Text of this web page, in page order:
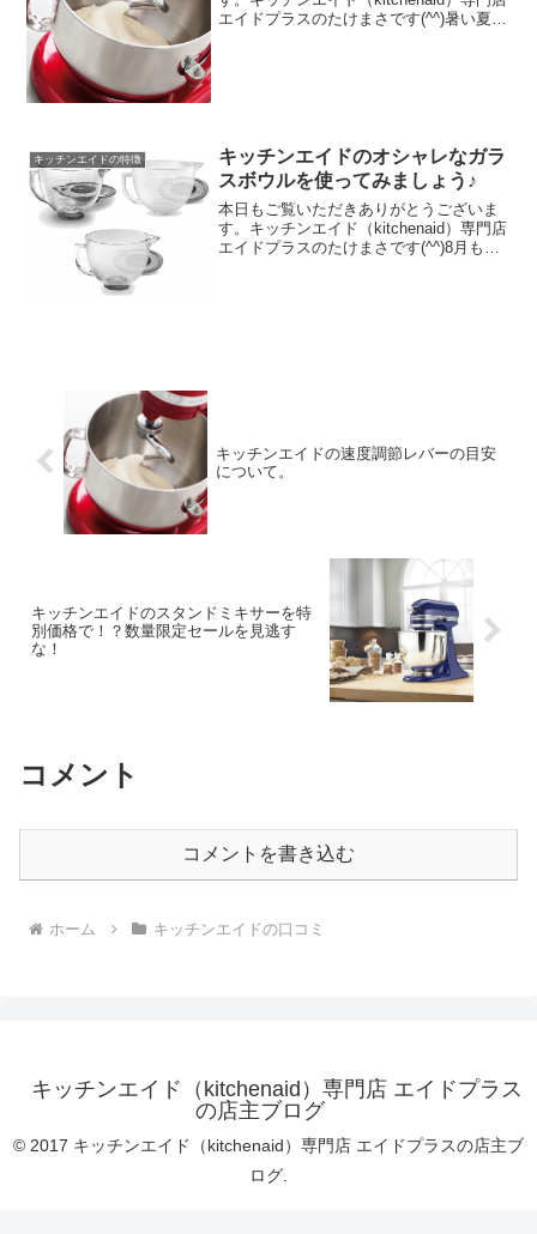
エイドプラスのたけまさです(^^)暑い夏も
キッチンエイドの特徴
キッチンエイドのオシャレなガラ
スボウルを使ってみましょう♪
本日もご覧いただきありがとうございま
す。キッチンエイド（kitchenaid）専門店
エイドプラスのたけまさです(^^)8月も終
キッチンエイドの速度調節レバーの目安
について。
キッチンエイドのスタンドミキサーを特
別価格で！？数量限定セールを見逃す
な！
コメント
コメントを書き込む
ホーム キッチンエイドの口コミ
キッチンエイド（kitchenaid）専門店 エイドプラス
の店主ブログ
© 2017 キッチンエイド（kitchenaid）専門店 エイドプラスの店主ブ
ログ.